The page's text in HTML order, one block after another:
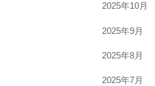
2025年10月
2025年9月
2025年8月
2025年7月